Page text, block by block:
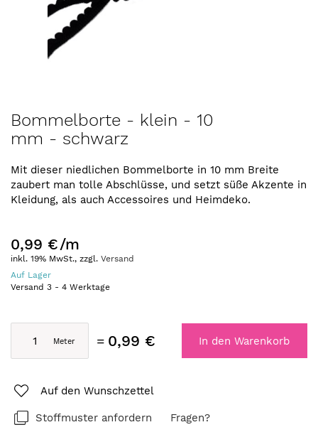
Anfang
der
springen
Bommelborte - klein - 10
mm - schwarz
Mit dieser niedlichen Bommelborte in 10 mm Breite
zaubert man tolle Abschlüsse, und setzt süße Akzente in
Kleidung, als auch Accessoires und Heimdeko.
0,99 €/m
inkl. 19% MwSt., zzgl. Versand
Auf Lager
Versand 3 - 4 Werktage
0,99 € In den Warenkorb
Auf den Wunschzettel
Stoffmuster anfordern Fragen?